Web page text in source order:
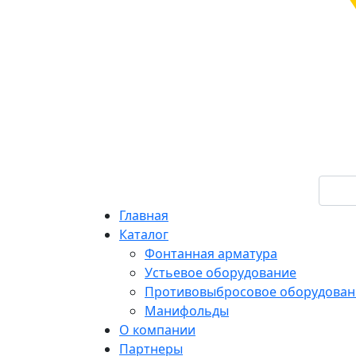
Главная
Каталог
Фонтанная арматура
Устьевое оборудование
Противовыбросовое
Манифольды
О компании
Партнеры